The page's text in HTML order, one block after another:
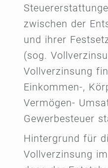
zwischen der
und ihrer
(sog.
Vollverzinsung
Einkommen-,
Vermögen-
Gewerbesteuer
Hintergrund für
Vollverzinsung